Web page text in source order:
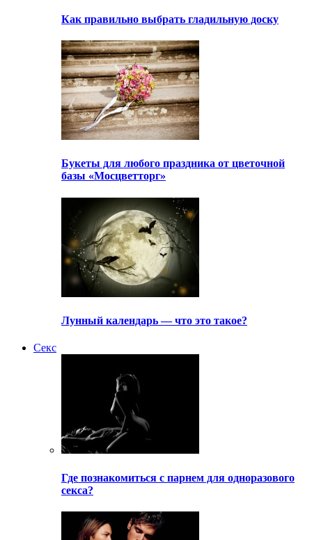
Как правильно выбрать гладильную доску
Букеты для любого праздника от цветочной
базы «Мосцветторг»
Лунный календарь — что это такое?
Секс
Где познакомиться с парнем для одноразового
секса?